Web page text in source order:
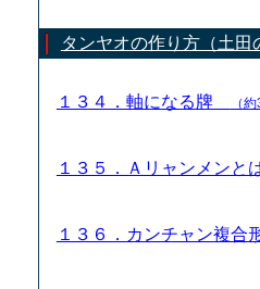
タンヤオの作り方（土田
１３４．軸になる牌 （
１３５．Ａリャンメンと
１３６．カンチャン複合